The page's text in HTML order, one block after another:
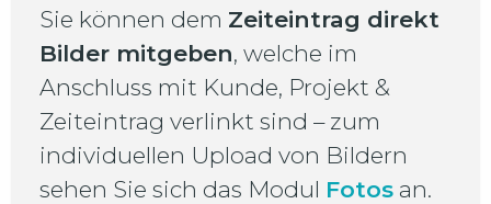
Sie können dem Zeiteintrag direkt
Bilder mitgeben, welche im
Anschluss mit Kunde, Projekt &
Zeiteintrag verlinkt sind – zum
individuellen Upload von Bildern
sehen Sie sich das Modul Fotos an.